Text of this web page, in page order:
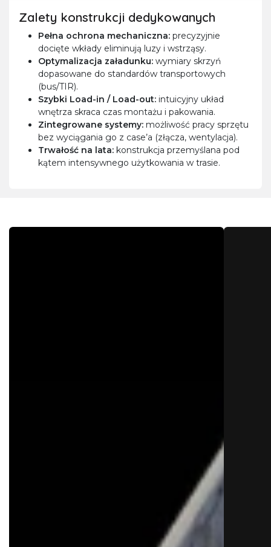
Zalety konstrukcji dedykowanych
Pełna ochrona mechaniczna: precyzyjnie
docięte wkłady eliminują luzy i wstrząsy.
Optymalizacja załadunku: wymiary skrzyń
dopasowane do standardów transportowych
(bus/TIR).
Szybki Load-in / Load-out: intuicyjny układ
wnętrza skraca czas montażu i pakowania.
Zintegrowane systemy: możliwość pracy sprzętu
bez wyciągania go z case’a (złącza, wentylacja).
Trwałość na lata: konstrukcja przemyślana pod
kątem intensywnego użytkowania w trasie.